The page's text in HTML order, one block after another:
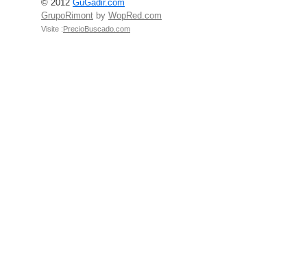
© 2012 GuGadir.com
GrupoRimont by WopRed.com
Visite :PrecioBuscado.com